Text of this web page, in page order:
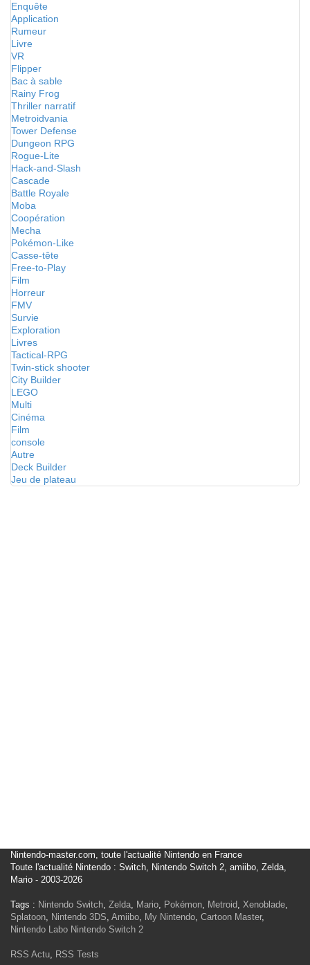
Enquête
Application
Rumeur
Livre
VR
Flipper
Bac à sable
Rainy Frog
Thriller narratif
Metroidvania
Tower Defense
Dungeon RPG
Rogue-Lite
Hack-and-Slash
Cascade
Battle Royale
Moba
Coopération
Mecha
Pokémon-Like
Casse-tête
Free-to-Play
Film
Horreur
FMV
Survie
Exploration
Livres
Tactical-RPG
Twin-stick shooter
City Builder
LEGO
Multi
Cinéma
Film
console
Autre
Deck Builder
Jeu de plateau
Nintendo-master.com, toute l'actualité Nintendo en France
Toute l'actualité Nintendo : Switch, Nintendo Switch 2, amiibo, Zelda,
Mario - 2003-2026
Tags : Nintendo Switch, Zelda, Mario, Pokémon, Metroid, Xenoblade,
Splatoon, Nintendo 3DS, Amiibo, My Nintendo, Cartoon Master,
Nintendo Labo Nintendo Switch 2
RSS Actu, RSS Tests